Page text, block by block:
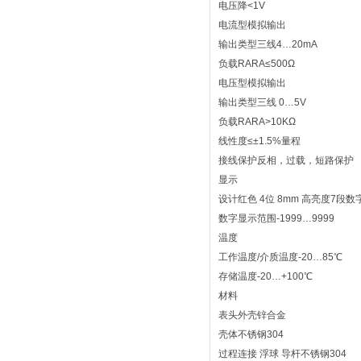
电压降<1V
电流型模拟输出
输出类型三线4…20mA
负载RARA≤500Ω
电压型模拟输出
输出类型三线 0…5V
负载RARA>10KΩ
线性度≤±1.5%量程
接线保护反相，过载，短路保护
显示
设计红色 4位 8mm 高亮度7段数
数字显示范围-1999…9999
温度
工作温度/介质温度-20…85℃
存储温度-20…+100℃
材料
表头外壳锌合金
壳体不锈钢304
过程连接 浮球 导杆不锈钢304